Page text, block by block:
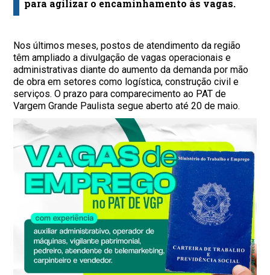
para agilizar o encaminhamento às vagas.
Nos últimos meses, postos de atendimento da região
têm ampliado a divulgação de vagas operacionais e
administrativas diante do aumento da demanda por mão
de obra em setores como logística, construção civil e
serviços. O prazo para comparecimento ao PAT de
Vargem Grande Paulista segue aberto até 20 de maio.